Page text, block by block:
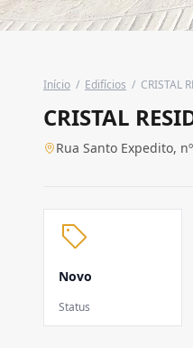
Início / Edifícios / CRISTAL
CRISTAL
Rua Santo Expedito,
Novo
Status